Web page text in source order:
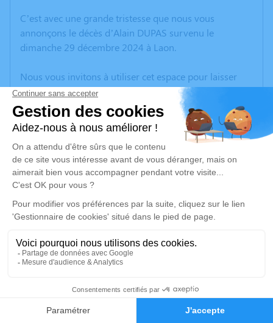
Faire-part Hommages
C’est avec une grande tristesse que nous vous
annonçons le décès d’Alain DUPAS survenu le
dimanche 29 décembre 2024 à Laon.
Nous vous invitons à utiliser cet espace pour laisser
vos condoléances, partager des photos souvenirs, une
anecdote ou exprimer vos pensées à travers des
poèmes ou des textes. Cet endroit est un lieu
d'expression dédié à honorer la mémoire d’Alain
DUPAS.
Un service de plantation d’arbre hommage est
disponible ici.
Je rends hommage
Cérémonie religieuse
Église de Fargniers
47 avenue Jean Jaurès